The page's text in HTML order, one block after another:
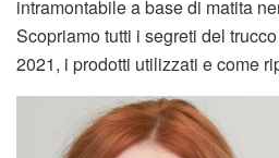
intramontabile a base di matita
Scopriamo tutti i segreti del
2021, i prodotti utilizzati e come